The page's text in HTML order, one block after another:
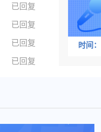
已回复
已回复
已回复
已回复
时间：